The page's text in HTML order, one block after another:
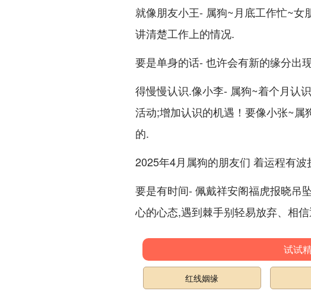
就像朋友小王- 属狗~月底工作忙~
讲清楚工作上的情况.
要是单身的话- 也许会有新的缘分出
得慢慢认识.像小李- 属狗~着个月认
活动;增加认识的机遇！要像小张~
的.
2025年4月属狗的朋友们 着运程有波
要是有时间- 佩戴祥安阁福虎报晓吊
心的心态,遇到棘手别轻易放弃、相
试试
红线姻缘